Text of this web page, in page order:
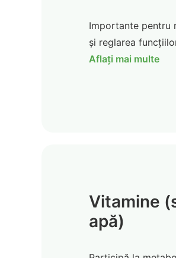
Importante pentru
și reglarea
Aflați mai multe
Vitamine
apă)